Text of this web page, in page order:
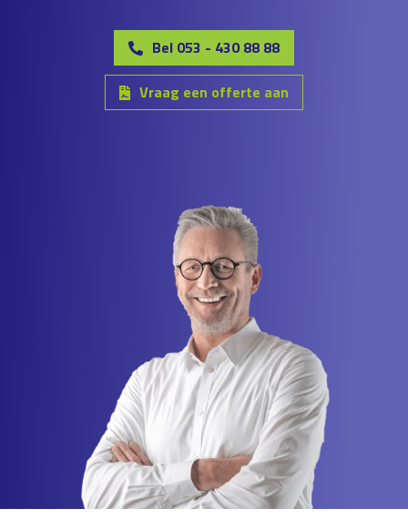
Bel 053 - 430 88 88
Vraag een offerte aan